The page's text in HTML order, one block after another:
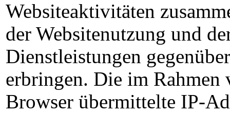
Websiteaktivitäten
der Websitenutzung und
Dienstleistungen
erbringen. Die im
Browser übermittelte IP-